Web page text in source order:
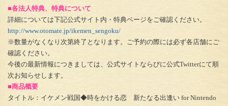
■各法人特典、特典について
詳細については下記公式サイト内・特典ページをご確認ください。
http://www.otomate.jp/ikemen_sengoku/
※数量がなくなり次第終了となります。ご予約の際には必ず各店舗にご
確認ください。
今後の最新情報につきましては、公式サイトならびに公式Twitterにて順
次お知らせします。
■商品概要
タイトル：イケメン戦国◆時をかける恋 新たなる出逢い for Nintendo